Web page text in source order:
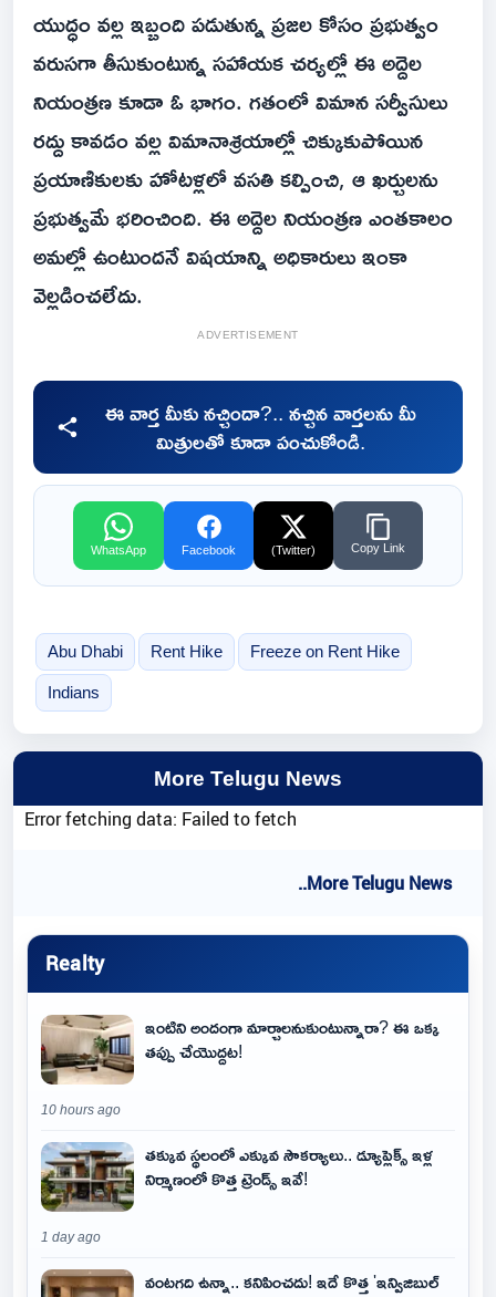
యుద్ధం వల్ల ఇబ్బంది పడుతున్న ప్రజల కోసం ప్రభుత్వం
వరుసగా తీసుకుంటున్న సహాయక చర్యల్లో ఈ అద్దెల
నియంత్రణ కూడా ఓ భాగం. గతంలో విమాన సర్వీసులు
రద్దు కావడం వల్ల విమానాశ్రయాల్లో చిక్కుకుపోయిన
ప్రయాణికులకు హోటళ్లలో వసతి కల్పించి, ఆ ఖర్చులను
ప్రభుత్వమే భరించింది. ఈ అద్దెల నియంత్రణ ఎంతకాలం
అమల్లో ఉంటుందనే విషయాన్ని అధికారులు ఇంకా
వెల్లడించలేదు.
ADVERTISEMENT
ఈ వార్త మీకు నచ్చిందా?.. నచ్చిన వార్తలను మీ
మిత్రులతో కూడా పంచుకోండి.
WhatsApp Facebook (Twitter) Copy Link
Abu Dhabi Rent Hike Freeze on Rent Hike
Indians
More Telugu News
Error fetching data: Failed to fetch
..More Telugu News
Realty
ఇంటిని అందంగా మార్చాలనుకుంటున్నారా? ఈ ఒక్క
తప్పు చేయొద్దట!
10 hours ago
తక్కువ స్థలంలో ఎక్కువ సౌకర్యాలు.. డ్యూప్లెక్స్ ఇళ్ల
నిర్మాణంలో కొత్త ట్రెండ్స్ ఇవే!
1 day ago
వంటగది ఉన్నా.. కనిపించదు! ఇదే కొత్త 'ఇన్విజిబుల్